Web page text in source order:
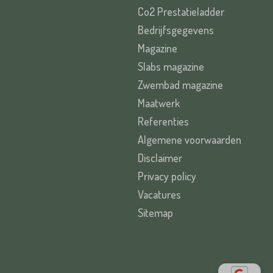
Co2 Prestatieladder
Bedrijfsgegevens
Magazine
Slabs magazine
Zwembad magazine
Maatwerk
Referenties
Algemene voorwaarden
Disclaimer
Privacy policy
Vacatures
Sitemap